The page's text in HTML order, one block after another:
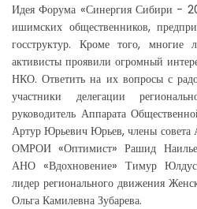
Идея Форума «Синергия Сибири −
ишимских общественников,
госструктур. Кроме того,
активисты проявили огромный
НКО. Ответить на их вопросы с
участники делегации
руководитель Аппарата
Артур Юрьевич Юрьев, члены совета
ОМРОИ «Оптимист» Рашид
АНО «Вдохновение» Тимур
лидер регионального движения
Ольга Камилевна Зубарева.